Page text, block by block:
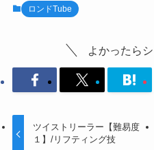
ロンドTube
よかったら
ツイストリーラー【難易度
１】/リフティング技